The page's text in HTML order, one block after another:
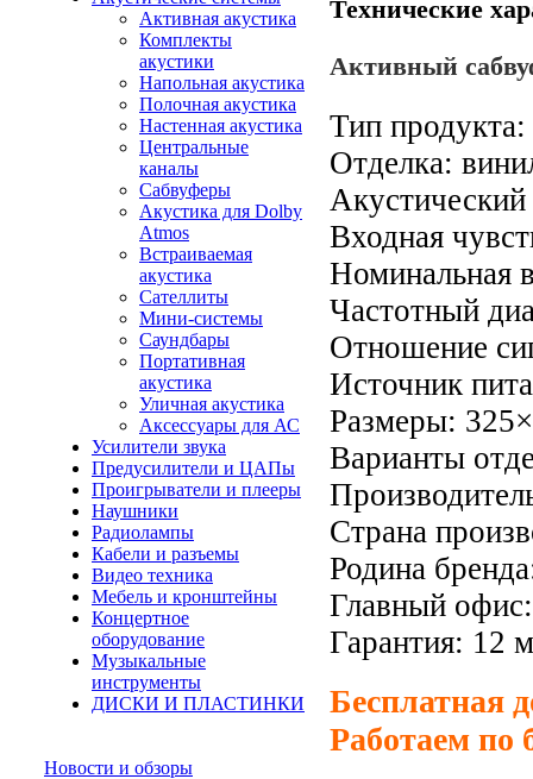
Активная акустика
Комплекты
акустики
Напольная акустика
Полочная акустика
Настенная акустика
Центральные
каналы
Сабвуферы
Акустика для Dolby
Atmos
Встраиваемая
акустика
Сателлиты
Мини-системы
Саундбары
Портативная
акустика
Уличная акустика
Аксессуары для АС
Усилители звука
Предусилители и ЦАПы
Проигрыватели и плееры
Наушники
Радиолампы
Кабели и разъемы
Видео техника
Мебель и кронштейны
Концертное
оборудование
Музыкальные
инструменты
ДИСКИ И ПЛАСТИНКИ
Новости и обзоры
Технические
Активный
Тип
Отделка:
Входная
Номинальная
Частотный
Отношение
Источник
Размеры:
Варианты
Страна
Родина
Главный
Гарантия: 12
Бесплатная
Работаем по